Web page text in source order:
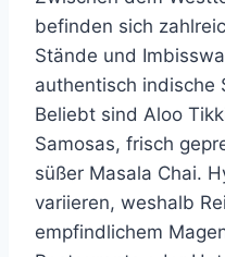
befinden sich
Stände und
authentisch indische
Beliebt sind Aloo
Samosas, frisch
süßer Masala Chai.
variieren, weshalb
empfindlichem